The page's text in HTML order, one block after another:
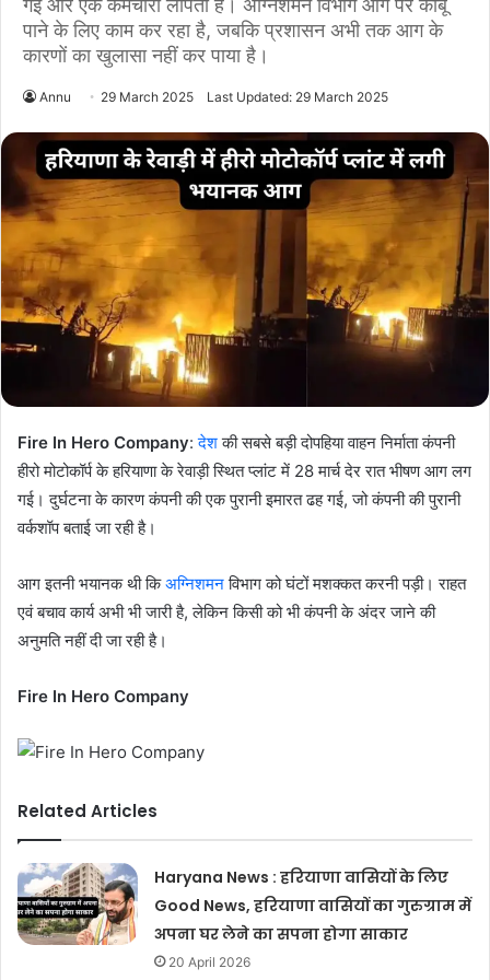
गई और एक कर्मचारी लापता है। अग्निशमन विभाग आग पर काबू
पाने के लिए काम कर रहा है, जबकि प्रशासन अभी तक आग के
कारणों का खुलासा नहीं कर पाया है।
Annu 29 March 2025 Last Updated: 29 March 2025
Fire In Hero Company:देशकी सबसे बड़ी दोपहिया वाहन निर्माता कंपनी
हीरो मोटोकॉर्प के हरियाणा के रेवाड़ी स्थित प्लांट में 28 मार्च देर रात भीषण आग लग
गई। दुर्घटना के कारण कंपनी की एक पुरानी इमारत ढह गई, जो कंपनी की पुरानी
वर्कशॉप बताई जा रही है।
आग इतनी भयानक थी किअग्निशमनविभाग को घंटों मशक्कत करनी पड़ी। राहत
एवं बचाव कार्य अभी भी जारी है, लेकिन किसी को भी कंपनी के अंदर जाने की
अनुमति नहीं दी जा रही है।
Fire In Hero Company
Related Articles
Haryana News : हरियाणा वासियों के लिए
Good News, हरियाणा वासियों का गुरुग्राम में
अपना घर लेने का सपना होगा साकार
20 April 2026